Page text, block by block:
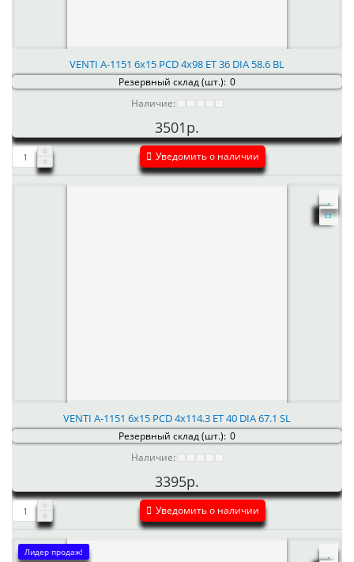
VENTI А-1151 6x15 PCD 4x98 ET 36 DIA 58.6 BL
Резервный склад (шт.): 0
Наличие:
3501р.
Уведомить о наличии
VENTI А-1151 6x15 PCD 4x114.3 ET 40 DIA 67.1 SL
Резервный склад (шт.): 0
Наличие:
3395р.
Уведомить о наличии
Лидер продаж!